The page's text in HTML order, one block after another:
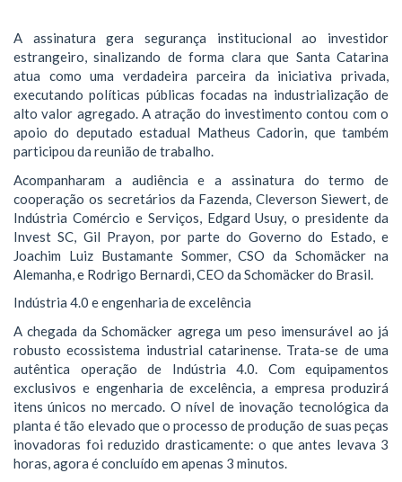
A assinatura gera segurança institucional ao investidor
estrangeiro, sinalizando de forma clara que Santa Catarina
atua como uma verdadeira parceira da iniciativa privada,
executando políticas públicas focadas na industrialização de
alto valor agregado. A atração do investimento contou com o
apoio do deputado estadual Matheus Cadorin, que também
participou da reunião de trabalho.
Acompanharam a audiência e a assinatura do termo de
cooperação os secretários da Fazenda, Cleverson Siewert, de
Indústria Comércio e Serviços, Edgard Usuy, o presidente da
Invest SC, Gil Prayon, por parte do Governo do Estado, e
Joachim Luiz Bustamante Sommer, CSO da Schomäcker na
Alemanha, e Rodrigo Bernardi, CEO da Schomäcker do Brasil.
Indústria 4.0 e engenharia de excelência
A chegada da Schomäcker agrega um peso imensurável ao já
robusto ecossistema industrial catarinense. Trata-se de uma
autêntica operação de Indústria 4.0. Com equipamentos
exclusivos e engenharia de excelência, a empresa produzirá
itens únicos no mercado. O nível de inovação tecnológica da
planta é tão elevado que o processo de produção de suas peças
inovadoras foi reduzido drasticamente: o que antes levava 3
horas, agora é concluído em apenas 3 minutos.